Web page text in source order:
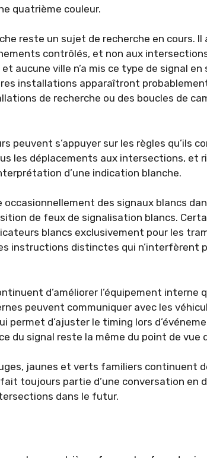
quatrième couleur.
reste un sujet de recherche en cours.
contrôlés, et non aux
aucune ville n’a mis ce type de signal
installations apparaîtront
de recherche ou des boucles de
peuvent s’appuyer sur les règles qu’ils
les déplacements aux intersections, et
d’une indication blanche.
des signaux blancs
de feux de signalisation blancs.
blancs exclusivement pour les
instructions distinctes qui n’interfèrent
d’améliorer l’équipement interne
peuvent communiquer avec les
permet d’ajuster le timing lors
du signal reste la même du point de vue
jaunes et verts familiers continuent
toujours partie d’une conversation en
dans le futur.